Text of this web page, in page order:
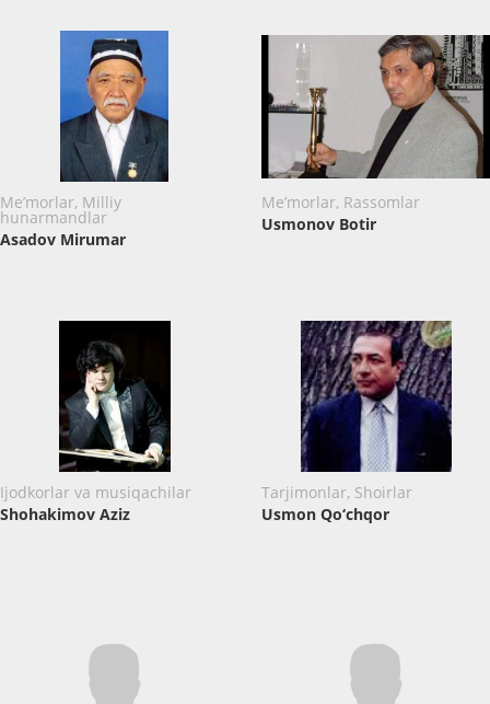
Me’morlar, Milliy
hunarmandlar
Asadov Mirumar
Me’morlar, Rassomlar
Usmonov Botir
Ijodkorlar va musiqachilar
Shohakimov Aziz
Tarjimonlar, Shoirlar
Usmon Qo‘chqor